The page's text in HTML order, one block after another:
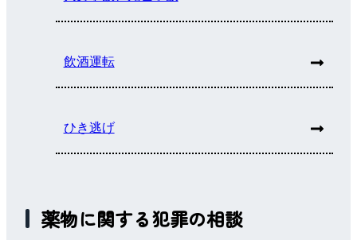
飲酒運転
ひき逃げ
薬物に関する犯罪の相談